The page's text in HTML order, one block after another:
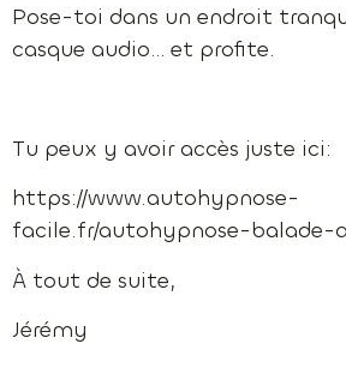
Pose-toi dans un endroit
casque audio… et profite.
Tu peux y avoir accès juste ici:
https://www.autohypnose-
facile.fr/autohypnose-balade-
À tout de suite,
Jérémy